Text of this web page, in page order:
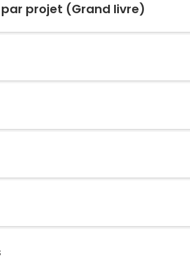
projet (Grand livre)